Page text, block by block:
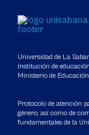
Universidad de La
Institución de
Ministerio de
Protocolo de atención
género, así como de
fundamentales de la